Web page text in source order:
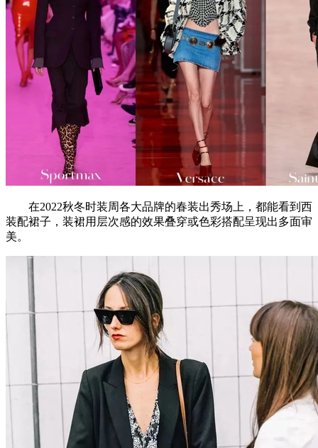
在2022秋冬时装周各大品牌的春装出秀场上，都能看到西
装配裙子，装裙用层次感的效果叠穿或色彩搭配呈现出多面审
美。